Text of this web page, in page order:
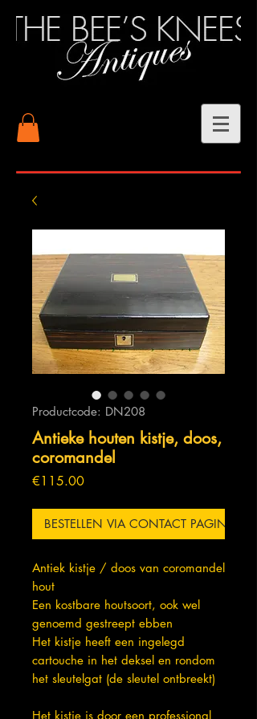
Productcode: DN208
Antieke houten kistje, doos,
coromandel
€115.00Prijs
BESTELLEN VIA CONTACT PAGINA
Antiek kistje / doos van coromandel
hout
Een kostbare houtsoort, ook wel
genoemd gestreept ebben
Het kistje heeft een ingelegd
cartouche in het deksel en rondom
het sleutelgat (de sleutel ontbreekt)
Het kistje is door een professional